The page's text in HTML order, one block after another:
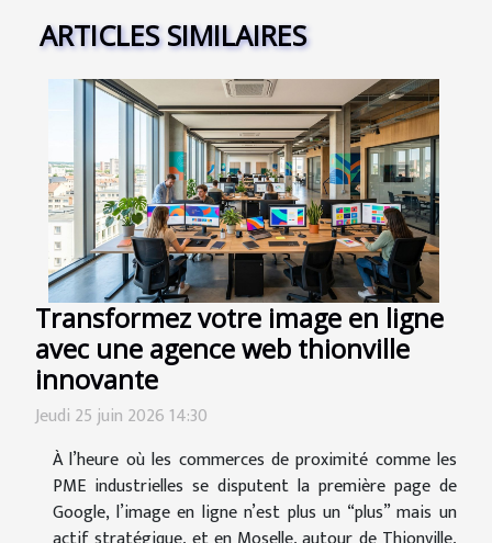
ARTICLES SIMILAIRES
Transformez votre image en ligne
avec une agence web thionville
innovante
Jeudi 25 juin 2026 14:30
À l’heure où les commerces de proximité comme les
PME industrielles se disputent la première page de
Google, l’image en ligne n’est plus un “plus” mais un